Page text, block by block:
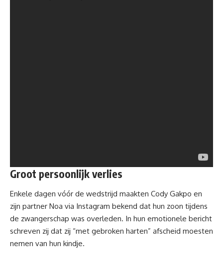
Groot persoonlijk verlies
Enkele dagen vóór de wedstrijd maakten Cody Gakpo en
zijn partner Noa via Instagram bekend dat hun zoon tijdens
de zwangerschap was overleden. In hun emotionele bericht
schreven zij dat zij “met gebroken harten” afscheid moesten
nemen van hun kindje.